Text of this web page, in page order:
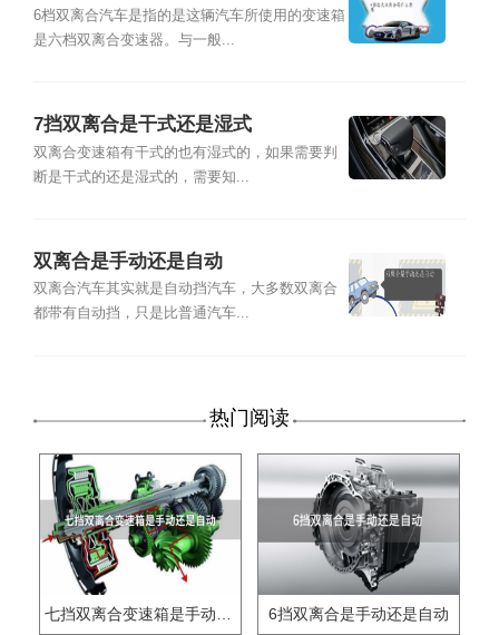
6档双离合汽车是指的是这辆汽车所使用的变速箱
是六档双离合变速器。与一般...
7挡双离合是干式还是湿式
双离合变速箱有干式的也有湿式的，如果需要判
断是干式的还是湿式的，需要知...
双离合是手动还是自动
双离合汽车其实就是自动挡汽车，大多数双离合
都带有自动挡，只是比普通汽车...
热门阅读
6挡双离合是手动还是自动